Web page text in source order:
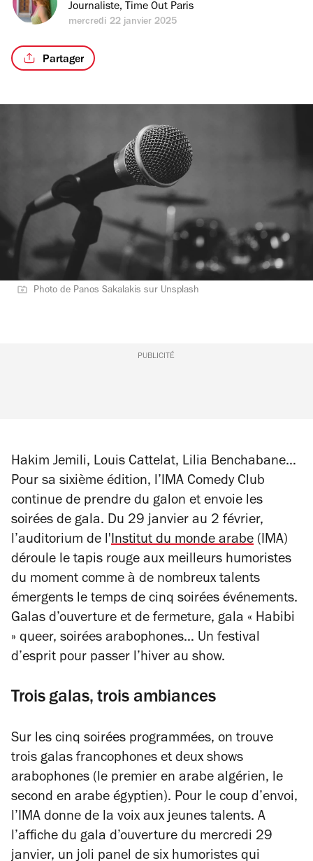
Journaliste, Time Out Paris
mercredi 22 janvier 2025
Partager
Photo de Panos Sakalakis sur Unsplash
PUBLICITÉ
Hakim Jemili, Louis Cattelat, Lilia Benchabane…
Pour sa sixième édition, l’IMA Comedy Club
continue de prendre du galon et envoie les
soirées de gala. Du 29 janvier au 2 février,
l’auditorium de l'Institut du monde arabe (IMA)
déroule le tapis rouge aux meilleurs humoristes
du moment comme à de nombreux talents
émergents le temps de cinq soirées événements.
Galas d’ouverture et de fermeture, gala « Habibi
» queer, soirées arabophones… Un festival
d’esprit pour passer l’hiver au show.
Trois galas, trois ambiances
Sur les cinq soirées programmées, on trouve
trois galas francophones et deux shows
arabophones (le premier en arabe algérien, le
second en arabe égyptien). Pour le coup d’envoi,
l’IMA donne de la voix aux jeunes talents. A
l’affiche du gala d’ouverture du mercredi 29
janvier, un joli panel de six humoristes qui